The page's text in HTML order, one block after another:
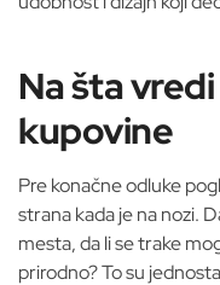
Na šta
kupovine
Pre konačne odluke
strana kada je na nozi.
mesta, da li se trake
prirodno? To su